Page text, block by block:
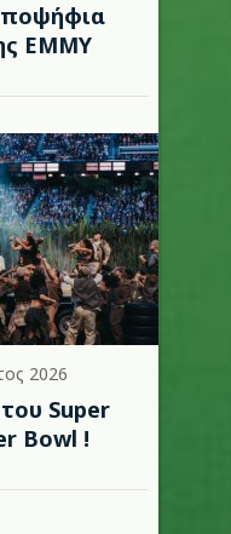
EMMY
2026
Super
Bowl !